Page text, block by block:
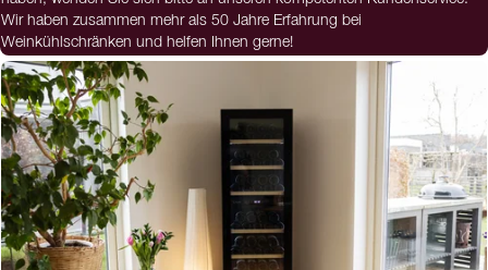
Wir haben zusammen mehr als 50 Jahre Erfahrung bei
Weinkühlschränken und helfen Ihnen gerne!